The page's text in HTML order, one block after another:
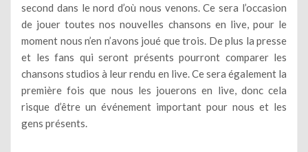
second dans le nord d’où nous venons. Ce sera l’occasion
de jouer toutes nos nouvelles chansons en live, pour le
moment nous n’en n’avons joué que trois. De plus la presse
et les fans qui seront présents pourront comparer les
chansons studios à leur rendu en live. Ce sera également la
première fois que nous les jouerons en live, donc cela
risque d’être un événement important pour nous et les
gens présents.